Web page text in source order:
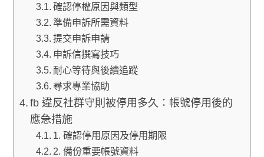
確認停權原因與類型
準備申訴所需資料
提交申訴申請
申訴信撰寫技巧
耐心等待與後續追蹤
尋求專業協助
fb 違反社群守則被停用多久：帳號停用後的
應急措施
1. 確認停用原因及停用期限
2. 備份重要帳號資料